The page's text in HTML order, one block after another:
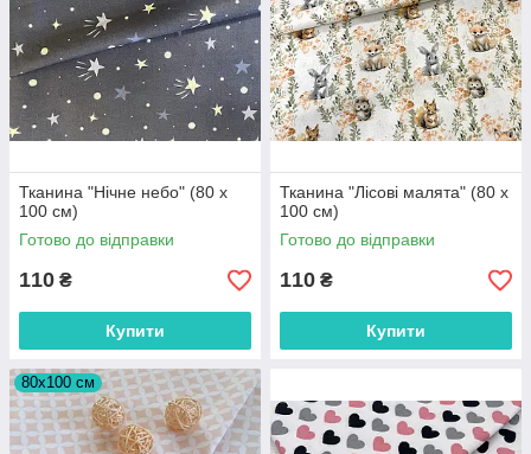
Тканина "Нічне небо" (80 х
100 см)
Готово до відправки
110 ₴
Купити
Тканина "Лісові малята" (80 х
100 см)
Готово до відправки
110 ₴
Купити
80х100 см